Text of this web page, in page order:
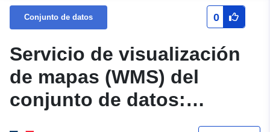
Conjunto de datos 0
Servicio de visualización
de mapas (WMS) del
conjunto de datos: